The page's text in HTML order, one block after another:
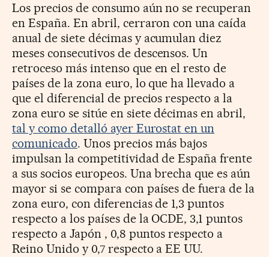
Los precios de consumo aún no se recuperan
en España. En abril, cerraron con una caída
anual de siete décimas y acumulan diez
meses consecutivos de descensos. Un
retroceso más intenso que en el resto de
países de la zona euro, lo que ha llevado a
que el diferencial de precios respecto a la
zona euro se sitúe en siete décimas en abril,
tal y como detalló ayer Eurostat en un
comunicado. Unos precios más bajos
impulsan la competitividad de España frente
a sus socios europeos. Una brecha que es aún
mayor si se compara con países de fuera de la
zona euro, con diferencias de 1,3 puntos
respecto a los países de la OCDE, 3,1 puntos
respecto a Japón , 0,8 puntos respecto a
Reino Unido y 0,7 respecto a EE UU.